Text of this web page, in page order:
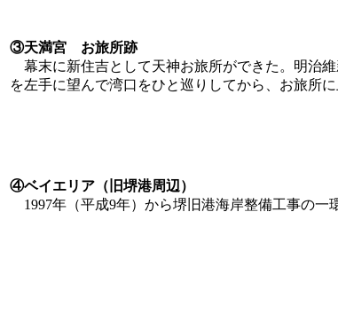
③天満宮 お旅所跡
幕末に新住吉として天神お旅所ができた。明治
を左手に望んで湾口をひと巡りしてから、お旅所に
④ベイエリア（旧堺港周辺）
1997年（平成9年）から堺旧港海岸整備工事の一